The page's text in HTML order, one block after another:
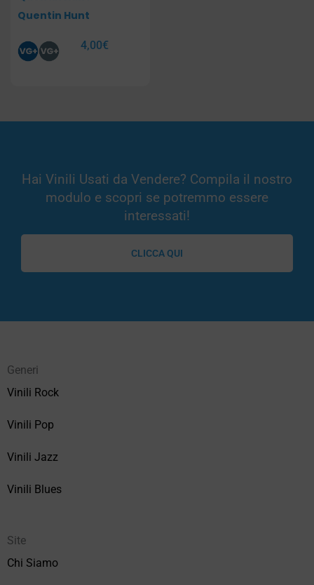
Quentin Hunt
4,00€
Hai Vinili Usati da Vendere? Compila il nostro
modulo e scopri se potremmo essere
interessati!
CLICCA QUI
Generi
Vinili Rock
Vinili Pop
Vinili Jazz
Vinili Blues
Site
Chi Siamo